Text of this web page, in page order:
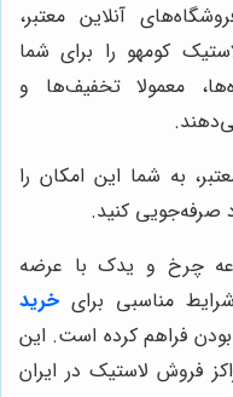
آنلاین معتبر،
کومهو را برای شما
معمولا تخفیف‌ها و
به شما این امکان را
صرفه‌جویی کنید.
چرخ و یدک با عرضه
مناسبی برای خرید
فراهم کرده است. این
فروش لاستیک در ایران